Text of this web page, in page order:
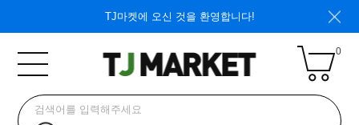
TJ마켓에 오신 것을 환영합니다!
0